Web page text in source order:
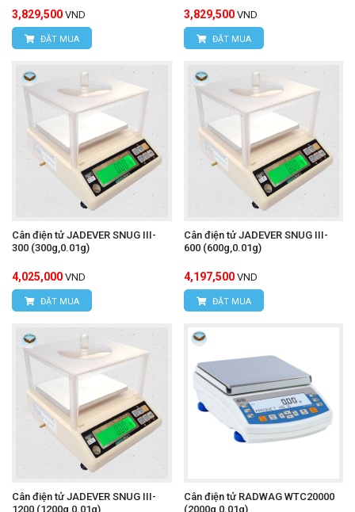
3,829,500 VND
ĐẶT MUA
3,829,500 VND
ĐẶT MUA
Cân điện tử JADEVER SNUG III-
300 (300g,0.01g)
4,025,000 VND
ĐẶT MUA
Cân điện tử JADEVER SNUG III-
600 (600g,0.01g)
4,197,500 VND
ĐẶT MUA
Cân điện tử JADEVER SNUG III-
1200 (1200g,0.01g)
Cân điện tử RADWAG WTC20000
(2000g,0.01g)